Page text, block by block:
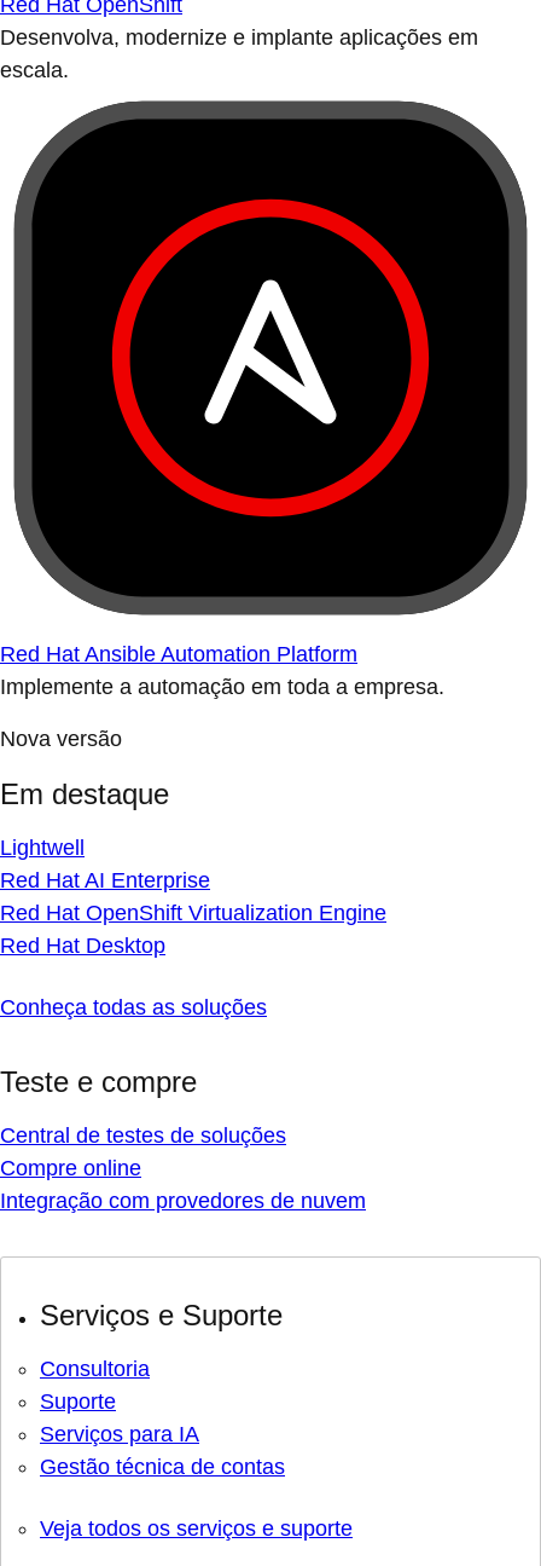
Red Hat OpenShift
Desenvolva, modernize e implante aplicações em
escala.
Red Hat Ansible Automation Platform
Implemente a automação em toda a empresa.
Nova versão
Em destaque
Lightwell
Red Hat AI Enterprise
Red Hat OpenShift Virtualization Engine
Red Hat Desktop
Conheça todas as soluções
Teste e compre
Central de testes de soluções
Compre online
Integração com provedores de nuvem
Serviços e Suporte
Consultoria
Suporte
Serviços para IA
Gestão técnica de contas
Veja todos os serviços e suporte